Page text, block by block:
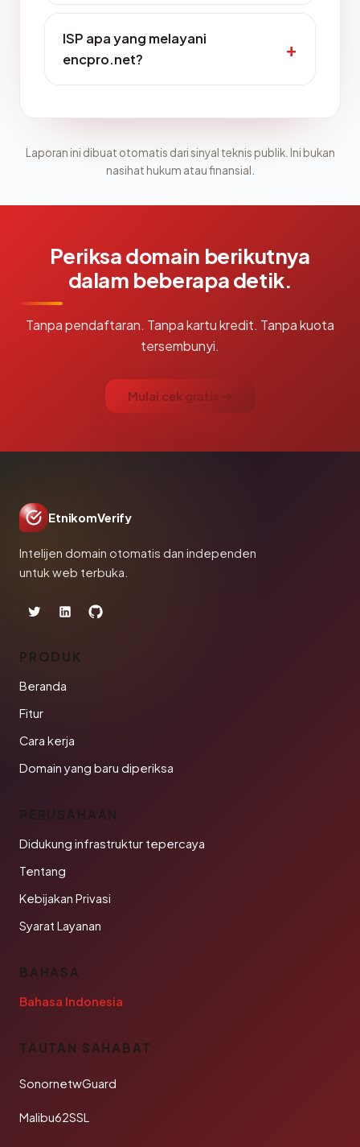
ISP apa yang melayani
encpro.net?
Laporan ini dibuat otomatis dari sinyal teknis publik. Ini bukan
nasihat hukum atau finansial.
Periksa domain berikutnya
dalam beberapa detik.
Tanpa pendaftaran. Tanpa kartu kredit. Tanpa kuota
tersembunyi.
Mulai cek gratis →
EtnikomVerify
Intelijen domain otomatis dan independen
untuk web terbuka.
PRODUK
Beranda
Fitur
Cara kerja
Domain yang baru diperiksa
PERUSAHAAN
Didukung infrastruktur tepercaya
Tentang
Kebijakan Privasi
Syarat Layanan
BAHASA
Bahasa Indonesia
TAUTAN SAHABAT
SonornetwGuard
Malibu62SSL